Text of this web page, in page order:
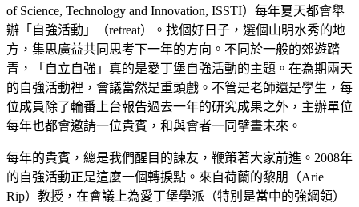
of Science, Technology and Innovation, ISSTI）每年夏天都會舉
辦「自強活動」（retreat）。找個好日子，選個山明水秀的地
方，集思廣益共同思考下一年的方向。不同於一般的郊遊踏
青，「自立自強」真的是愛丁堡自強活動的主題。在為期兩天
的自強活動裡，會議當然是重頭戲。不管是老師還是學生，每
位成員除了輪番上台報告過去一年的研究成果之外，主辦單位
每年也都會邀請一位貴賓，和與會者一同擘畫未來。
每年的貴賓，總是我們醒目的諫友，鞭策著大家前進。2008年
的自強活動正是這麼一個轉捩點。來自荷蘭的黎朋（Arie
Rip）教授，在會議上為愛丁堡學派（特別是當中的強綱領）